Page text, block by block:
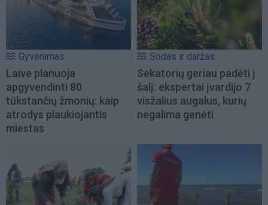
Gyvenimas
Laive planuoja
apgyvendinti 80
tūkstančių žmonių: kaip
atrodys plaukiojantis
miestas
Sodas ir daržas
Sekatorių geriau padėti į
šalį: ekspertai įvardijo 7
visžalius augalus, kurių
negalima genėti